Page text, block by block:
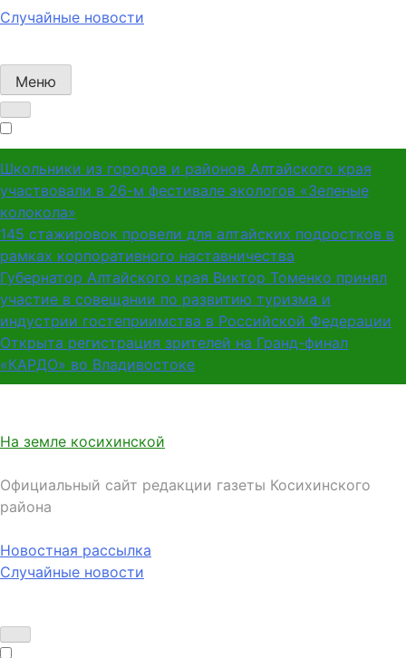
Случайные новости
Меню
Школьники из городов и районов Алтайского края
участвовали в 26-м фестивале экологов «Зеленые
колокола»
145 стажировок провели для алтайских подростков в
рамках корпоративного наставничества
Губернатор Алтайского края Виктор Томенко принял
участие в совещании по развитию туризма и
индустрии гостеприимства в Российской Федерации
Открыта регистрация зрителей на Гранд-финал
«КАРДО» во Владивостоке
На земле косихинской
Официальный сайт редакции газеты Косихинского
района
Новостная рассылка
Случайные новости